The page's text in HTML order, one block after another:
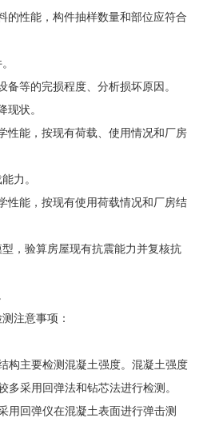
的性能，构件抽样数量和部位应符合
等的完损程度、分析损坏原因。
现状。
性能，按现有荷载、使用情况和厂房
力。
性能，按现有使用荷载情况和厂房结
，验算房屋现有抗震能力并复核抗
注意事项：
构主要检测混凝土强度。混凝土强度
多采用回弹法和钻芯法进行检测。
用回弹仪在混凝土表面进行弹击测